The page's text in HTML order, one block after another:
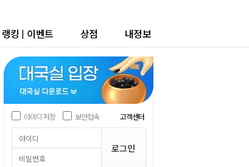
랭킹 | 이벤트 상점 내정보
아이디 저장 보안접속 고객센터